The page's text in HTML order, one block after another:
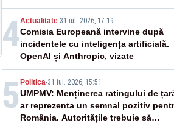
4Actualitate-31 iul. 2026, 17:19
Comisia Europeană intervine după
incidentele cu inteligența artificială.
OpenAI și Anthropic, vizate
5 Politica-31 iul. 2026, 15:51
UMPMV: Menținerea ratingului de
ar reprezenta un semnal pozitiv
România. Autoritățile trebuie să